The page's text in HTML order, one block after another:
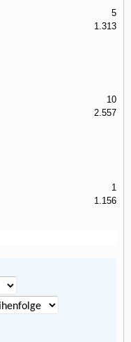
5
1.313
10
2.557
1
1.156